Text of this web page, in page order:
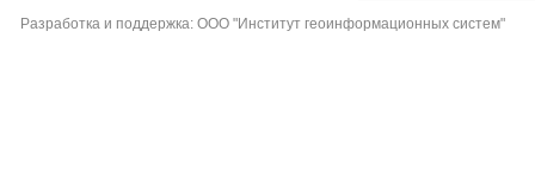
Разработка и поддержка: ООО "Институт геоинформационных систем"